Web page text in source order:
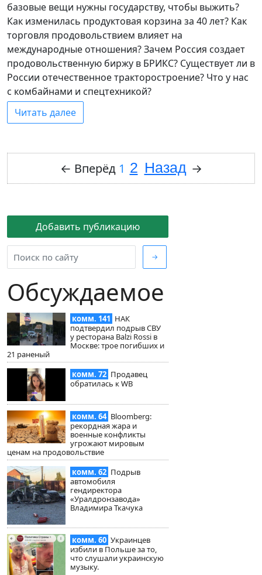
Добавить публикацию
→
Обсуждаемое
комм. 141 НАК
подтвердил подрыв СВУ
у ресторана Balzi Rossi в
Москве: трое погибших и
21 раненый
комм. 72 Продавец
обратилась к WB
комм. 64 Bloomberg:
рекордная жара и
военные конфликты
угрожают мировым
ценам на продовольствие
комм. 62 Подрыв
автомобиля
гендиректора
«Уралдронзавода»
Владимира Ткачука
комм. 60 Украинцев
избили в Польше за то,
что слушали украинскую
музыку.
базовые вещи нужны государству, чтобы выжить?
Как изменилась продуктовая корзина за 40 лет? Как
торговля продовольствием влияет на
международные отношения? Зачем Россия создает
продовольственную биржу в БРИКС? Существует ли в
России отечественное тракторостроение? Что у нас
с комбайнами и спецтехникой?
Читать далее
← Вперёд 1 2 Назад →